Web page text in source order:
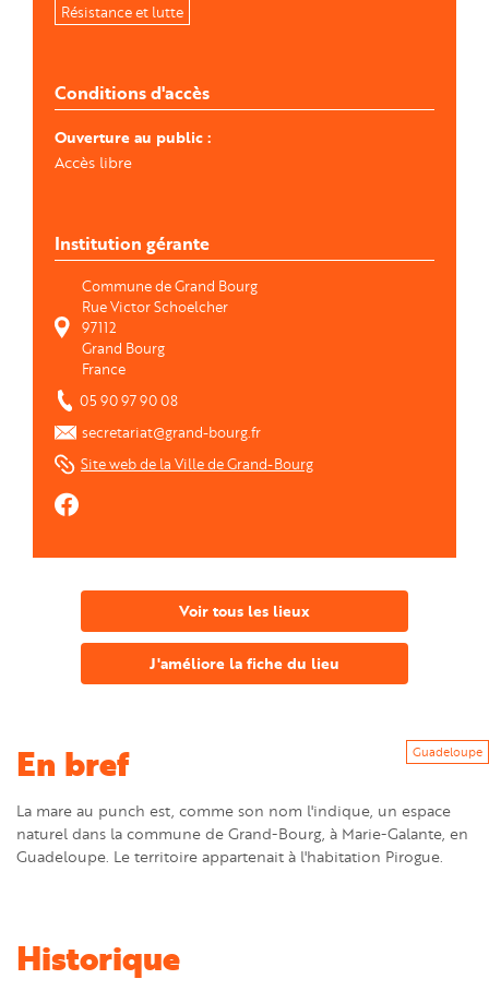
Résistance et lutte
Conditions d'accès
Ouverture au public
Accès libre
Institution gérante
Commune de Grand Bourg
Rue Victor Schoelcher
97112
Grand Bourg
France
05 90 97 90 08
secretariat@grand-bourg.fr
Site web de la Ville de Grand-Bourg
Voir tous les lieux
J'améliore la fiche du lieu
Guadeloupe
En bref
La mare au punch est, comme son nom l'indique, un espace
naturel dans la commune de Grand-Bourg, à Marie-Galante, en
Guadeloupe. Le territoire appartenait à l'habitation Pirogue.
Historique